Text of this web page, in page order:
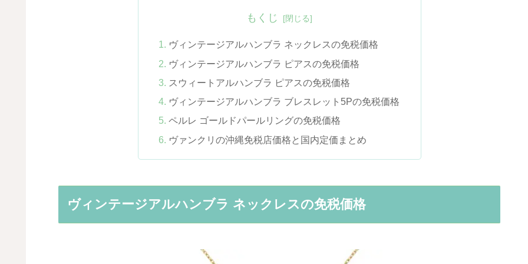
もくじ
ヴィンテージアルハンブラ ネックレスの免税価格
ヴィンテージアルハンブラ ピアスの免税価格
スウィートアルハンブラ ピアスの免税価格
ヴィンテージアルハンブラ ブレスレット5Pの免税価格
ペルレ ゴールドパールリングの免税価格
ヴァンクリの沖縄免税店価格と国内定価まとめ
ヴィンテージアルハンブラ ネックレスの免税価格